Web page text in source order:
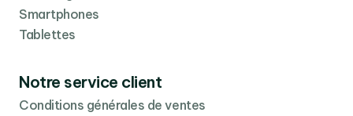
Smartphones
Tablettes
Notre service client
Conditions générales de ventes